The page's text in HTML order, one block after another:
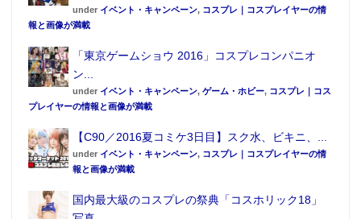
under イベント・キャンペーン, コスプレ｜コスプレイヤーの情
報と画像が満載
「東京ゲームショウ 2016」コスプレコンパニオ
ン...
under イベント・キャンペーン, ゲーム・ホビー, コスプレ｜コス
プレイヤーの情報と画像が満載
【C90／2016夏コミケ3日目】スク水、ビキニ、...
under イベント・キャンペーン, コスプレ｜コスプレイヤーの情
報と画像が満載
国内最大級のコスプレの祭典「コスホリック18」